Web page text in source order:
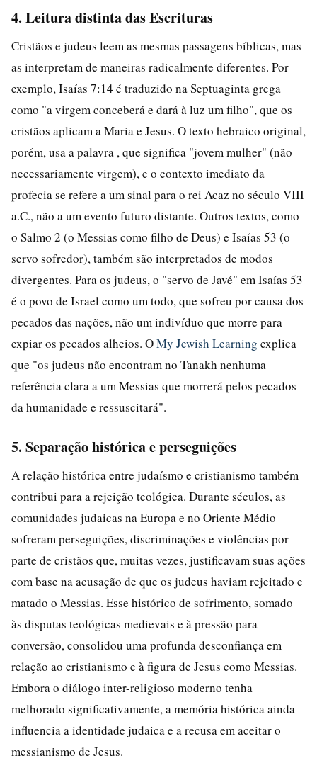
4. Leitura distinta das Escrituras
Cristãos e judeus leem as mesmas passagens bíblicas, mas
as interpretam de maneiras radicalmente diferentes. Por
exemplo, Isaías 7:14 é traduzido na Septuaginta grega
como "a virgem conceberá e dará à luz um filho", que os
cristãos aplicam a Maria e Jesus. O texto hebraico original,
porém, usa a palavra , que significa "jovem mulher" (não
necessariamente virgem), e o contexto imediato da
profecia se refere a um sinal para o rei Acaz no século VIII
a.C., não a um evento futuro distante. Outros textos, como
o Salmo 2 (o Messias como filho de Deus) e Isaías 53 (o
servo sofredor), também são interpretados de modos
divergentes. Para os judeus, o "servo de Javé" em Isaías 53
é o povo de Israel como um todo, que sofreu por causa dos
pecados das nações, não um indivíduo que morre para
expiar os pecados alheios. OMy Jewish Learning explica
que "os judeus não encontram no Tanakh nenhuma
referência clara a um Messias que morrerá pelos pecados
da humanidade e ressuscitará".
5. Separação histórica e perseguições
A relação histórica entre judaísmo e cristianismo também
contribui para a rejeição teológica. Durante séculos, as
comunidades judaicas na Europa e no Oriente Médio
sofreram perseguições, discriminações e violências por
parte de cristãos que, muitas vezes, justificavam suas ações
com base na acusação de que os judeus haviam rejeitado e
matado o Messias. Esse histórico de sofrimento, somado
às disputas teológicas medievais e à pressão para
conversão, consolidou uma profunda desconfiança em
relação ao cristianismo e à figura de Jesus como Messias.
Embora o diálogo inter-religioso moderno tenha
melhorado significativamente, a memória histórica ainda
influencia a identidade judaica e a recusa em aceitar o
messianismo de Jesus.